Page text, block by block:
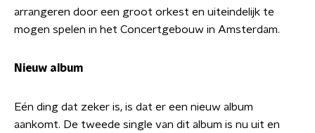
arrangeren door een groot orkest en uiteindelijk te
mogen spelen in het Concertgebouw in Amsterdam.
Nieuw album
Eén ding dat zeker is, is dat er een nieuw album
aankomt. De tweede single van dit album is nu uit en